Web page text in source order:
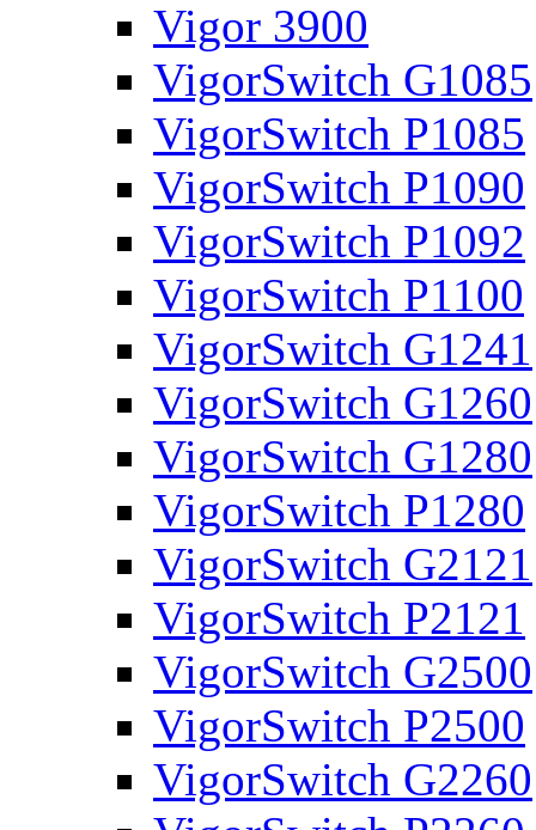
Vigor 3900
VigorSwitch G1085
VigorSwitch P1085
VigorSwitch P1090
VigorSwitch P1092
VigorSwitch P1100
VigorSwitch G1241
VigorSwitch G1260
VigorSwitch G1280
VigorSwitch P1280
VigorSwitch G2121
VigorSwitch P2121
VigorSwitch G2500
VigorSwitch P2500
VigorSwitch G2260